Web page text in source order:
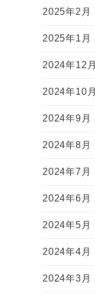
2025年2月
2025年1月
2024年12月
2024年10月
2024年9月
2024年8月
2024年7月
2024年6月
2024年5月
2024年4月
2024年3月